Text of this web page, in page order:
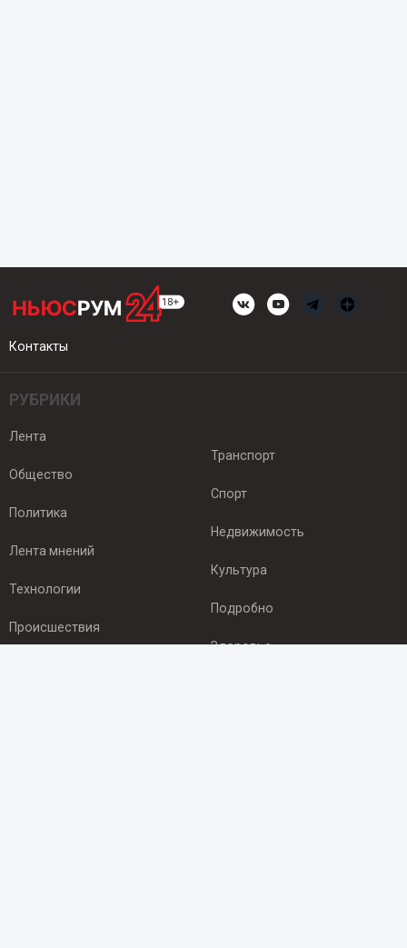
Контакты
РУБРИКИ
Лента
Общество
Политика
Лента мнений
Технологии
Происшествия
Транспорт
Спорт
Недвижимость
Культура
Подробно
Здоровье